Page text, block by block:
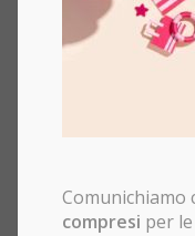
Comunichiamo
compresi per